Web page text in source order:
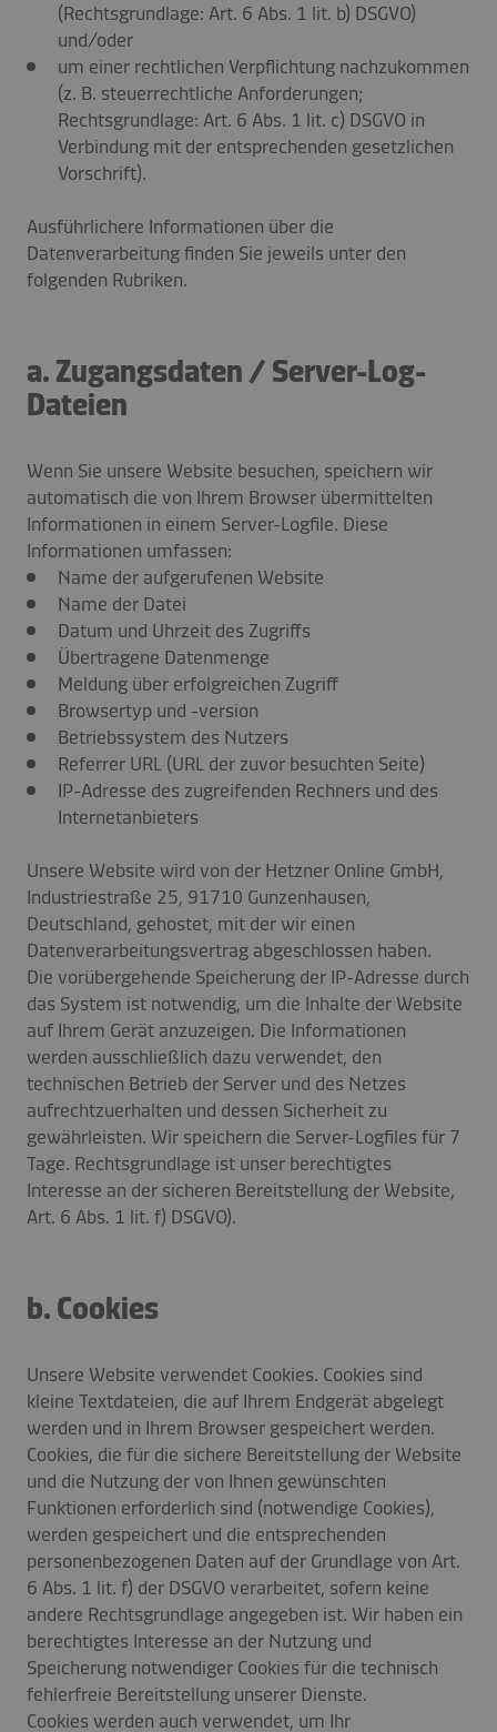
(Rechtsgrundlage: Art. 6 Abs. 1 lit. b) DSGVO)
und/oder
um einer rechtlichen Verpflichtung nachzukommen
(z. B. steuerrechtliche Anforderungen;
Rechtsgrundlage: Art. 6 Abs. 1 lit. c) DSGVO in
Verbindung mit der entsprechenden gesetzlichen
Vorschrift).
Ausführlichere Informationen über die
Datenverarbeitung finden Sie jeweils unter den
folgenden Rubriken.
a. Zugangsdaten / Server-Log-
Dateien
Wenn Sie unsere Website besuchen, speichern wir
automatisch die von Ihrem Browser übermittelten
Informationen in einem Server-Logfile. Diese
Informationen umfassen:
Name der aufgerufenen Website
Name der Datei
Datum und Uhrzeit des Zugriffs
Übertragene Datenmenge
Meldung über erfolgreichen Zugriff
Browsertyp und -version
Betriebssystem des Nutzers
Referrer URL (URL der zuvor besuchten Seite)
IP-Adresse des zugreifenden Rechners und des
Internetanbieters
Unsere Website wird von der Hetzner Online GmbH,
Industriestraße 25, 91710 Gunzenhausen,
Deutschland, gehostet, mit der wir einen
Datenverarbeitungsvertrag abgeschlossen haben.
Die vorübergehende Speicherung der IP-Adresse durch
das System ist notwendig, um die Inhalte der Website
auf Ihrem Gerät anzuzeigen. Die Informationen
werden ausschließlich dazu verwendet, den
technischen Betrieb der Server und des Netzes
aufrechtzuerhalten und dessen Sicherheit zu
gewährleisten. Wir speichern die Server-Logfiles für 7
Tage. Rechtsgrundlage ist unser berechtigtes
Interesse an der sicheren Bereitstellung der Website,
Art. 6 Abs. 1 lit. f) DSGVO).
b. Cookies
Unsere Website verwendet Cookies. Cookies sind
kleine Textdateien, die auf Ihrem Endgerät abgelegt
werden und in Ihrem Browser gespeichert werden.
Cookies, die für die sichere Bereitstellung der Website
und die Nutzung der von Ihnen gewünschten
Funktionen erforderlich sind (notwendige Cookies),
werden gespeichert und die entsprechenden
personenbezogenen Daten auf der Grundlage von Art.
6 Abs. 1 lit. f) der DSGVO verarbeitet, sofern keine
andere Rechtsgrundlage angegeben ist. Wir haben ein
berechtigtes Interesse an der Nutzung und
Speicherung notwendiger Cookies für die technisch
fehlerfreie Bereitstellung unserer Dienste.
Cookies werden auch verwendet, um Ihr